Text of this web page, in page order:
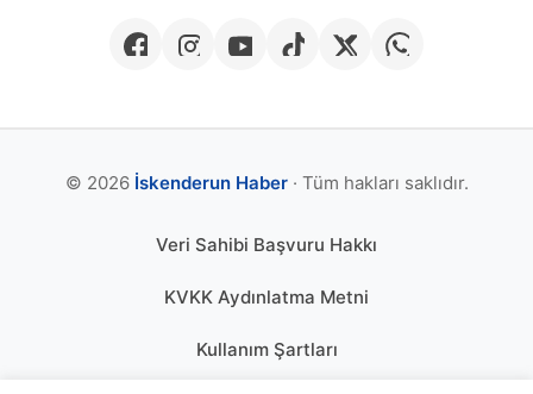
© 2026 İskenderun Haber· Tüm hakları saklıdır.
Veri Sahibi Başvuru Hakkı
KVKK Aydınlatma Metni
Kullanım Şartları